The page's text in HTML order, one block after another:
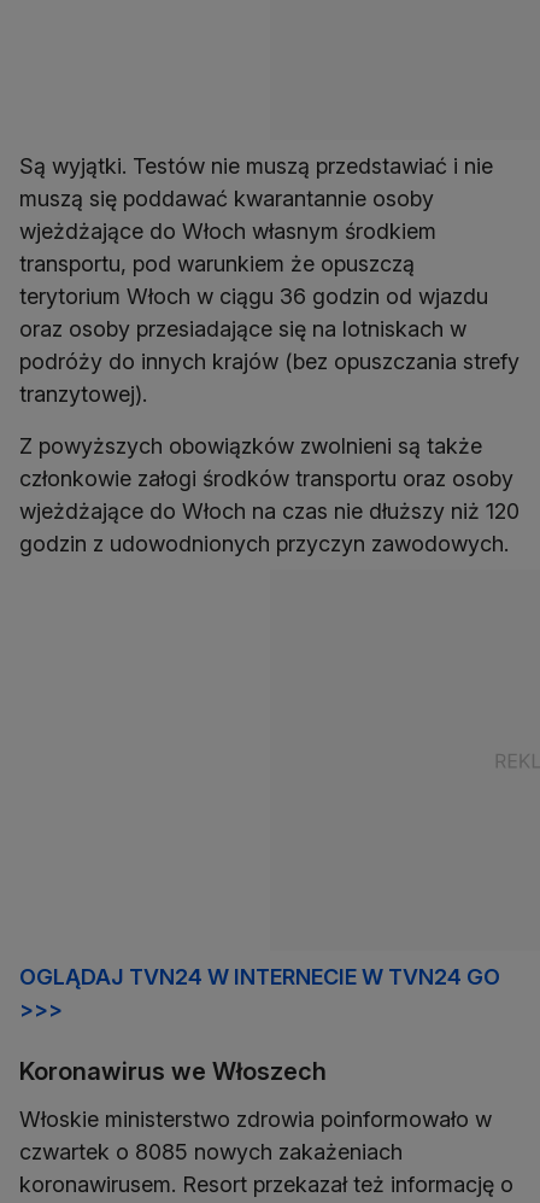
Są wyjątki. Testów nie muszą przedstawiać i nie
muszą się poddawać kwarantannie osoby
wjeżdżające do Włoch własnym środkiem
transportu, pod warunkiem że opuszczą
terytorium Włoch w ciągu 36 godzin od wjazdu
oraz osoby przesiadające się na lotniskach w
podróży do innych krajów (bez opuszczania strefy
tranzytowej).
Z powyższych obowiązków zwolnieni są także
członkowie załogi środków transportu oraz osoby
wjeżdżające do Włoch na czas nie dłuższy niż 120
godzin z udowodnionych przyczyn zawodowych.
OGLĄDAJ TVN24 W INTERNECIE W TVN24 GO
>>>
Koronawirus we Włoszech
Włoskie ministerstwo zdrowia poinformowało w
czwartek o 8085 nowych zakażeniach
koronawirusem. Resort przekazał też informację o